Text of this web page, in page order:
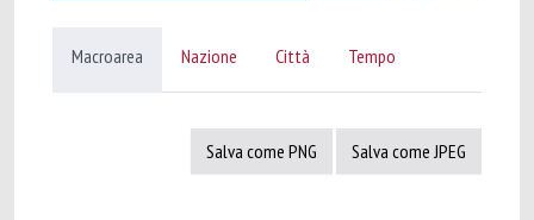
Macroarea Nazione Città Tempo
Salva come PNG Salva come JPEG